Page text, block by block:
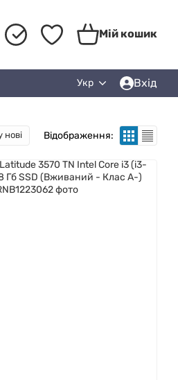
Мій кошик
Укр Вхід
нові Відображення: